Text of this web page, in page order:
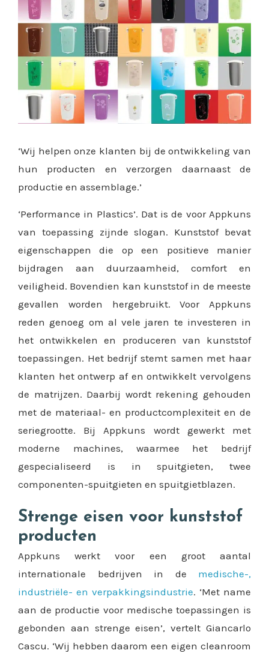
‘Wij helpen onze klanten bij de ontwikkeling van
hun producten en verzorgen daarnaast de
productie en assemblage.’
‘Performance in Plastics’. Dat is de voor Appkuns
van toepassing zijnde slogan. Kunststof bevat
eigenschappen die op een positieve manier
bijdragen aan duurzaamheid, comfort en
veiligheid. Bovendien kan kunststof in de meeste
gevallen worden hergebruikt. Voor Appkuns
reden genoeg om al vele jaren te investeren in
het ontwikkelen en produceren van kunststof
toepassingen. Het bedrijf stemt samen met haar
klanten het ontwerp af en ontwikkelt vervolgens
de matrijzen. Daarbij wordt rekening gehouden
met de materiaal- en productcomplexiteit en de
seriegrootte. Bij Appkuns wordt gewerkt met
moderne machines, waarmee het bedrijf
gespecialiseerd is in spuitgieten, twee
componenten-spuitgieten en spuitgietblazen.
Strenge eisen voor kunststof
producten
Appkuns werkt voor een groot aantal
internationale bedrijven in de medische-,
industriële- en verpakkingsindustrie. ‘Met name
aan de productie voor medische toepassingen is
gebonden aan strenge eisen’, vertelt Giancarlo
Cascu. ‘Wij hebben daarom een eigen cleanroom